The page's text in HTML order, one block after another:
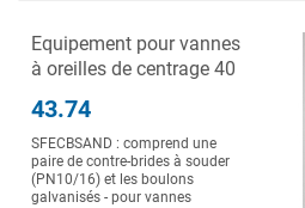
Equipement pour vannes
à oreilles de centrage 40
43.74
SFECBSAND : comprend une
paire de contre-brides à souder
(PN10/16) et les boulons
galvanisés - pour vannes